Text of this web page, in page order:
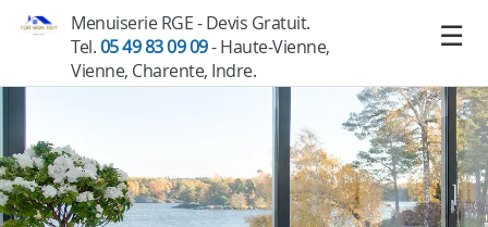
Menuiserie RGE - Devis Gratuit.
Tel.05 49 83 09 09- Haute-Vienne,
Vienne, Charente, Indre.